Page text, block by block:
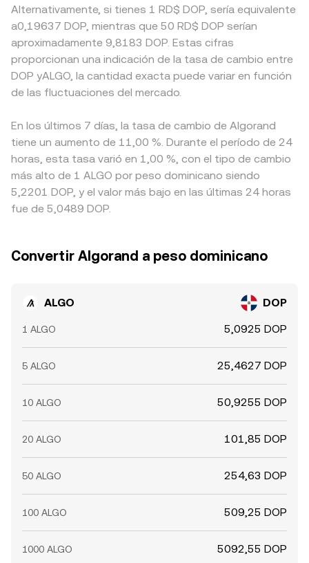
Alternativamente, si tienes 1 RD$ DOP, sería equivalente
a0,19637 DOP, mientras que 50 RD$ DOP serían
aproximadamente 9,8183 DOP. Estas cifras
proporcionan una indicación de la tasa de cambio entre
DOP yALGO, la cantidad exacta puede variar en función
de las fluctuaciones del mercado.
En los últimos 7 días, la tasa de cambio de Algorand
tiene un aumento de 11,00 %. Durante el período de 24
horas, esta tasa varió en 1,00 %, con el tipo de cambio
más alto de 1 ALGO por peso dominicano siendo
5,2201 DOP, y el valor más bajo en las últimas 24 horas
fue de 5,0489 DOP.
Convertir Algorand a peso dominicano
ALGO DOP
1 ALGO 5,0925 DOP
5 ALGO 25,4627 DOP
10 ALGO 50,9255 DOP
20 ALGO 101,85 DOP
50 ALGO 254,63 DOP
100 ALGO 509,25 DOP
1000 ALGO 5092,55 DOP